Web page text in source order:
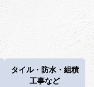
タイル・防水・組積
工事など